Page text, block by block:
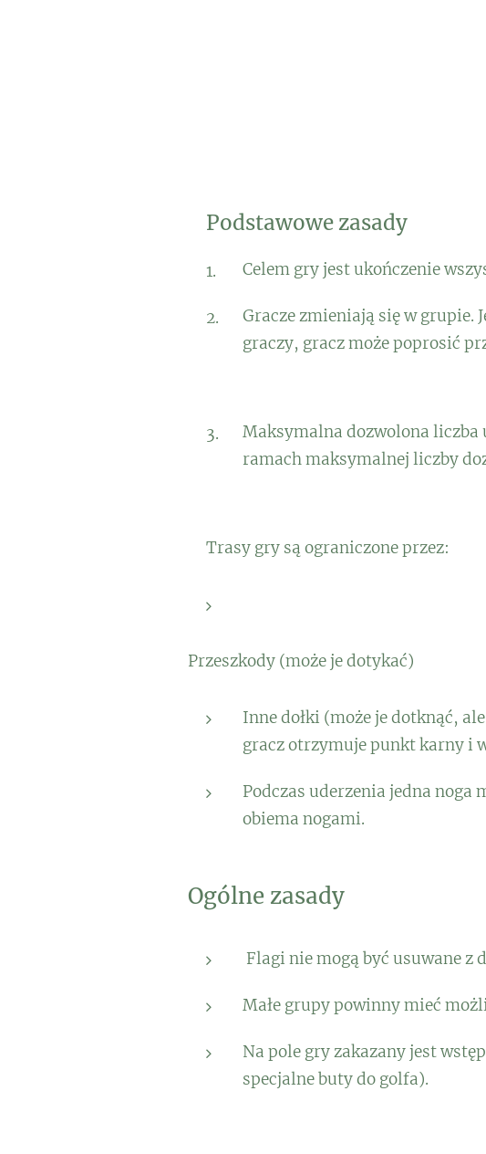
Podstawowe zasady
Celem gry jest ukończenie
Gracze zmieniają się w grupie.
graczy, gracz może poprosić
Maksymalna dozwolona liczba
ramach maksymalnej liczby
Trasy gry są ograniczone przez:
Przeszkody (może je dotykać)
Inne dołki (może je dotknąć,
gracz otrzymuje punkt karny i
Podczas uderzenia jedna noga
obiema nogami.
Ogólne zasady
Flagi nie mogą być usuwane z
Małe grupy powinny mieć
Na pole gry zakazany jest
specjalne buty do golfa).